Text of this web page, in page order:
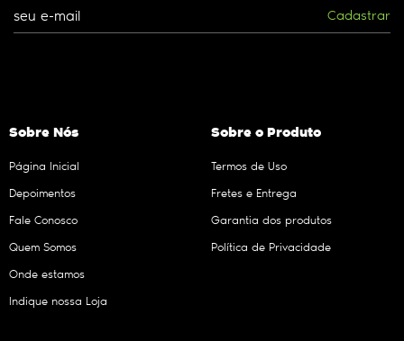
Cadastrar
Sobre Nós
Página Inicial
Depoimentos
Fale Conosco
Quem Somos
Onde estamos
Indique nossa Loja
Sobre o Produto
Termos de Uso
Fretes e Entrega
Garantia dos produtos
Política de Privacidade